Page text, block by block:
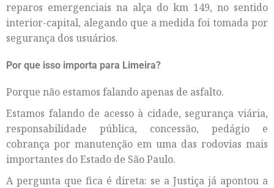
reparos emergenciais na alça do km 149, no sentido
interior-capital, alegando que a medida foi tomada por
segurança dos usuários.
Por que isso importa para Limeira?
Porque não estamos falando apenas de asfalto.
Estamos falando de acesso à cidade, segurança viária,
responsabilidade pública, concessão, pedágio e
cobrança por manutenção em uma das rodovias mais
importantes do Estado de São Paulo.
A pergunta que fica é direta: se a Justiça já apontou a